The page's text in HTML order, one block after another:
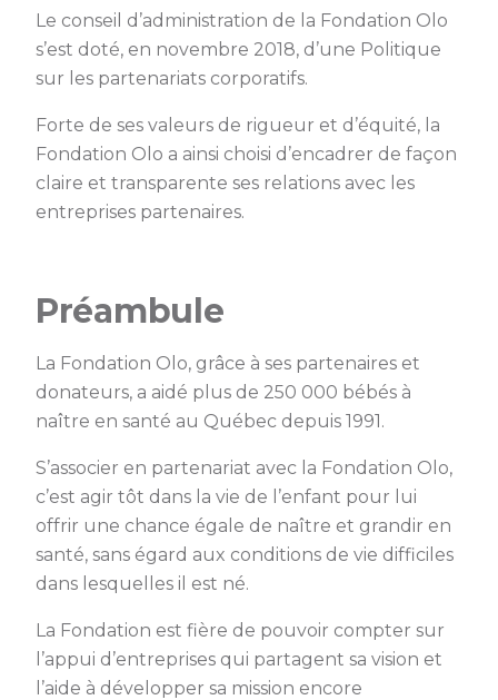
Le conseil d’administration de la Fondation Olo
s’est doté, en novembre 2018, d’une Politique
sur les partenariats corporatifs.
Forte de ses valeurs de rigueur et d’équité, la
Fondation Olo a ainsi choisi d’encadrer de façon
claire et transparente ses relations avec les
entreprises partenaires.
Préambule
La Fondation Olo, grâce à ses partenaires et
donateurs, a aidé plus de 250 000 bébés à
naître en santé au Québec depuis 1991.
S’associer en partenariat avec la Fondation Olo,
c’est agir tôt dans la vie de l’enfant pour lui
offrir une chance égale de naître et grandir en
santé, sans égard aux conditions de vie difficiles
dans lesquelles il est né.
La Fondation est fière de pouvoir compter sur
l’appui d’entreprises qui partagent sa vision et
l’aide à développer sa mission encore